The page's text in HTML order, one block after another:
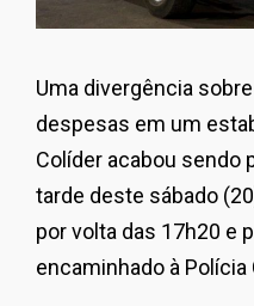
Uma divergência
despesas em um
Colíder acabou sendo
tarde deste sábado
por volta das 17h20 e
encaminhado à Polícia